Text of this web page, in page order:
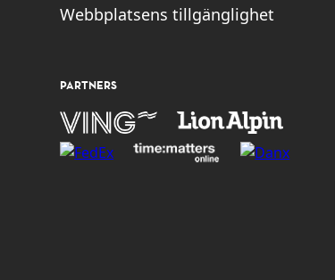
Webbplatsens tillgänglighet
PARTNERS